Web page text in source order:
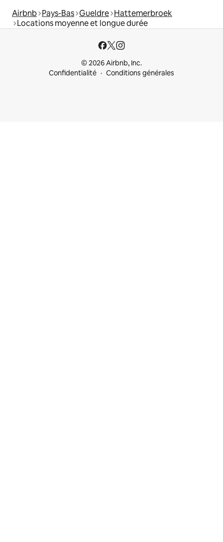
Airbnb Pays-Bas Gueldre Hattemerbroek
Locations moyenne et longue durée
© 2026 Airbnb, Inc.
Confidentialité
Conditions générales